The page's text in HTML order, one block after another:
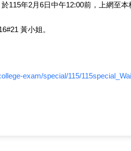
115年2月6日中午12:00前，上網至
黃小姐。
exam/special/115/